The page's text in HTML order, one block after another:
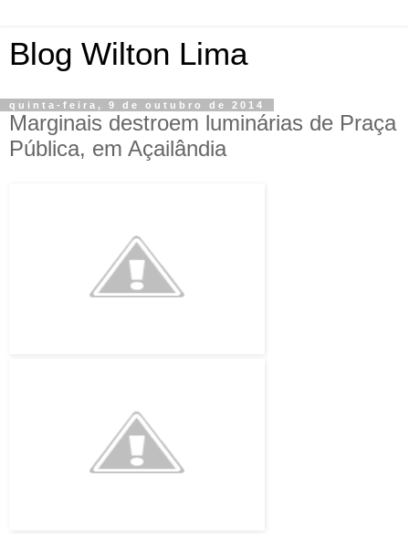
Blog Wilton Lima
quinta-feira, 9 de outubro de 2014
Marginais destroem luminárias de Praça
Pública, em Açailândia